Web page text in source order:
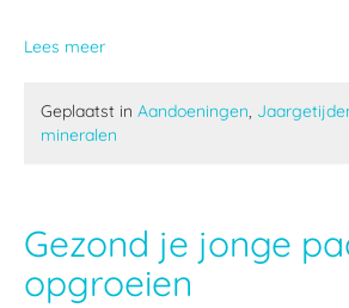
Lees meer
Geplaatst in Aandoeningen,
mineralen
Gezond je jonge
opgroeien